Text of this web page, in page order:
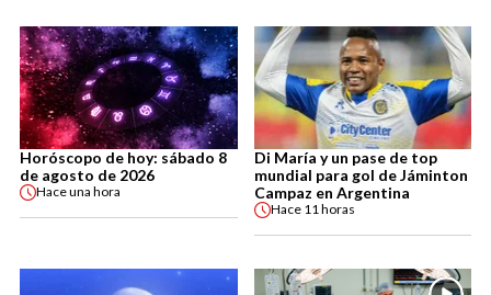
Horóscopo de hoy: sábado 8
de agosto de 2026
Haceuna hora
Di María y un pase de top
mundial para gol de Jáminton
Campaz en Argentina
Hace 11 horas